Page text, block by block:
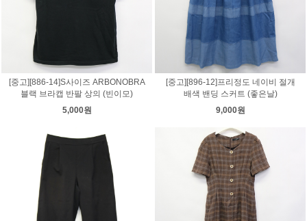
[중고][886-14]S사이즈 ARBONOBRA
블랙 브라캡 반팔 상의 (빈이모)
5,000원
[중고][896-12]프리정도 네이비 절개
배색 밴딩 스커트 (좋은날)
9,000원